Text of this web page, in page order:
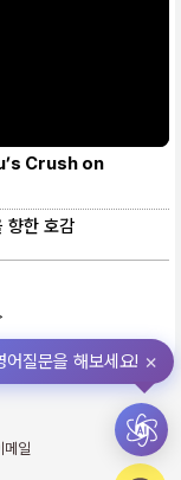
Crush on
향한 호감
일
×
질문을 해보세요!